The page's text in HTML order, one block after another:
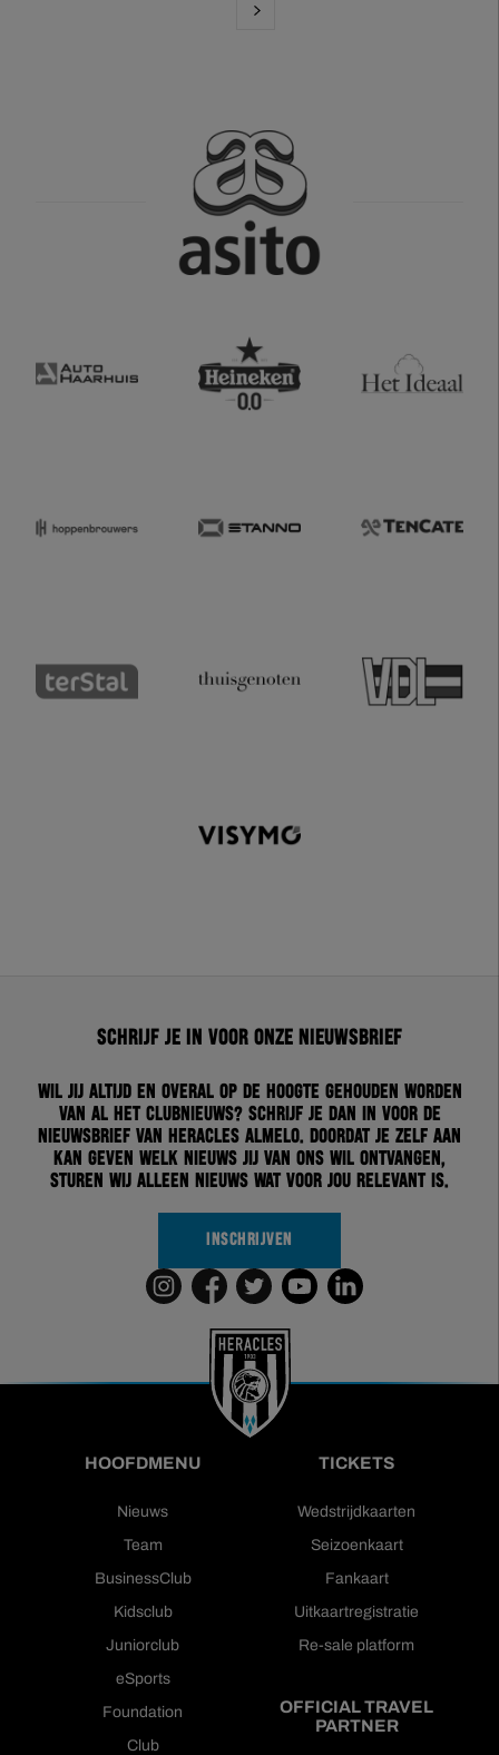
Schrijf je in voor onze nieuwsbrief
Wil jij altijd en overal op de hoogte gehouden worden
van al het clubnieuws? Schrijf je dan in voor de
nieuwsbrief van Heracles Almelo. Doordat je zelf aan
kan geven welk nieuws jij van ons wil ontvangen,
sturen wij alleen nieuws wat voor jou relevant is.
INSCHRIJVEN
HOOFDMENU
Nieuws
Team
BusinessClub
Kidsclub
Juniorclub
eSports
Foundation
Club
TICKETS
Wedstrijdkaarten
Seizoenkaart
Fankaart
Uitkaartregistratie
Re-sale platform
OFFICIAL TRAVEL
PARTNER